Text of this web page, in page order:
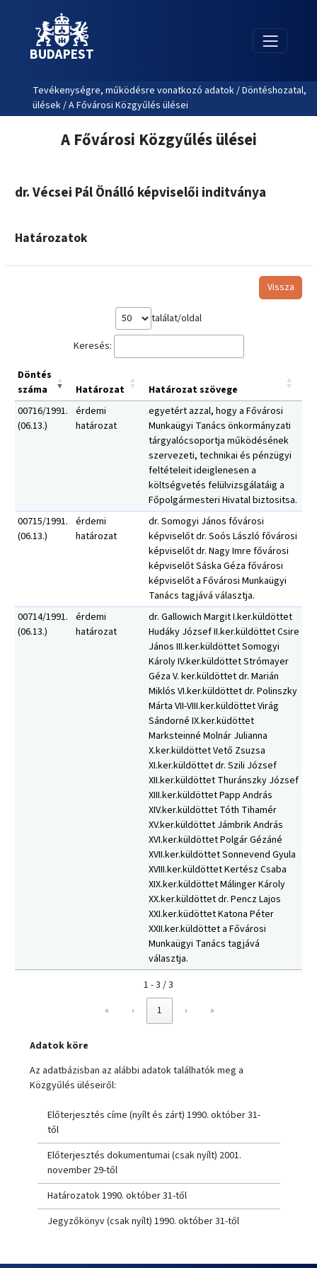
BUDAPEST
Tevékenységre, működésre vonatkozó adatok / Döntéshozatal,
ülések / A Fővárosi Közgyűlés ülései
A Fővárosi Közgyűlés ülései
dr. Vécsei Pál Önálló képviselői inditványa
Határozatok
Vissza
találat/oldal
Keresés:
Döntés
száma
Határozat
Határozat szövege
00716/1991.
(06.13.)
érdemi
határozat
egyetért azzal, hogy a Fővárosi
Munkaügyi Tanács önkormányzati
tárgyalócsoportja működésének
szervezeti, technikai és pénzügyi
feltételeit ideiglenesen a
költségvetés felülvizsgálatáig a
Főpolgármesteri Hivatal biztositsa.
00715/1991.
(06.13.)
érdemi
határozat
dr. Somogyi János fővárosi
képviselőt dr. Soós László fővárosi
képviselőt dr. Nagy Imre fővárosi
képviselőt Sáska Géza fővárosi
képviselőt a Fővárosi Munkaügyi
Tanács tagjává választja.
00714/1991.
(06.13.)
érdemi
határozat
dr. Gallowich Margit I.ker.küldöttet
Hudáky József II.ker.küldöttet Csire
János III.ker.küldöttet Somogyi
Károly IV.ker.küldöttet Strómayer
Géza V. ker.küldöttet dr. Marián
Miklós VI.ker.küldöttet dr. Polinszky
Márta VII-VIII.ker.küldöttet Virág
Sándorné IX.ker.küdöttet
Marksteinné Molnár Julianna
X.ker.küldöttet Vető Zsuzsa
XI.ker.küldöttet dr. Szili József
XII.ker.küldöttet Thuránszky József
XIII.ker.küldöttet Papp András
XIV.ker.küldöttet Tóth Tihamér
XV.ker.küldöttet Jámbrik András
XVI.ker.küldöttet Polgár Gézáné
XVII.ker.küldöttet Sonnevend Gyula
XVIII.ker.küldöttet Kertész Csaba
XIX.ker.küldöttet Málinger Károly
XX.ker.küldöttet dr. Pencz Lajos
XXI.ker.küdöttet Katona Péter
XXII.ker.küldöttet a Fővárosi
Munkaügyi Tanács tagjává
választja.
1 - 3 / 3
«
‹ 1 › »
Adatok köre
Az adatbázisban az alábbi adatok találhatók meg a
Közgyűlés üléseiről:
Előterjesztés címe (nyílt és zárt) 1990. október 31-
től
Előterjesztés dokumentumai (csak nyílt) 2001.
november 29-től
Határozatok 1990. október 31-től
Jegyzőkönyv (csak nyílt) 1990. október 31-től